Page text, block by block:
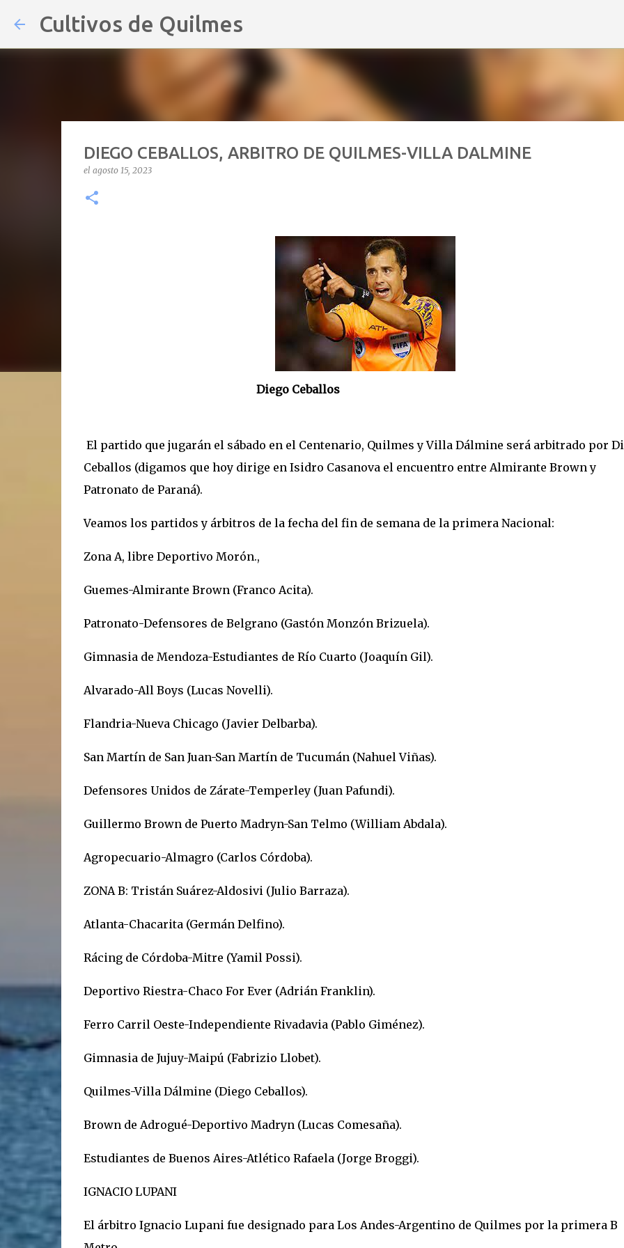
Cultivos de Quilmes
DIEGO CEBALLOS, ARBITRO DE QUILMES-VILLA DALMINE
el agosto 15, 2023
Diego Ceballos
El partido que jugarán el sábado en el Centenario, Quilmes y Villa Dálmine será arbitrado por
Ceballos (digamos que hoy dirige en Isidro Casanova el encuentro entre Almirante Brown y
Patronato de Paraná).
Veamos los partidos y árbitros de la fecha del fin de semana de la primera Nacional:
Zona A, libre Deportivo Morón.,
Guemes-Almirante Brown (Franco Acita).
Patronato-Defensores de Belgrano (Gastón Monzón Brizuela).
Gimnasia de Mendoza-Estudiantes de Río Cuarto (Joaquín Gil).
Alvarado-All Boys (Lucas Novelli).
Flandria-Nueva Chicago (Javier Delbarba).
San Martín de San Juan-San Martín de Tucumán (Nahuel Viñas).
Defensores Unidos de Zárate-Temperley (Juan Pafundi).
Guillermo Brown de Puerto Madryn-San Telmo (William Abdala).
Agropecuario-Almagro (Carlos Córdoba).
ZONA B: Tristán Suárez-Aldosivi (Julio Barraza).
Atlanta-Chacarita (Germán Delfino).
Rácing de Córdoba-Mitre (Yamil Possi).
Deportivo Riestra-Chaco For Ever (Adrián Franklin).
Ferro Carril Oeste-Independiente Rivadavia (Pablo Giménez).
Gimnasia de Jujuy-Maipú (Fabrizio Llobet).
Quilmes-Villa Dálmine (Diego Ceballos).
Brown de Adrogué-Deportivo Madryn (Lucas Comesaña).
Estudiantes de Buenos Aires-Atlético Rafaela (Jorge Broggi).
IGNACIO LUPANI
El árbitro Ignacio Lupani fue designado para Los Andes-Argentino de Quilmes por la primera B